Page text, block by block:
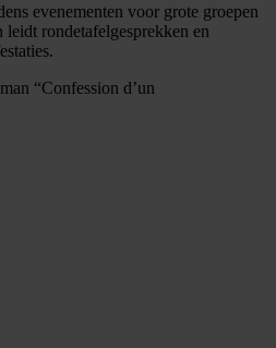
evenementen voor grote groepen
rondetafelgesprekken en
“Confession d’un